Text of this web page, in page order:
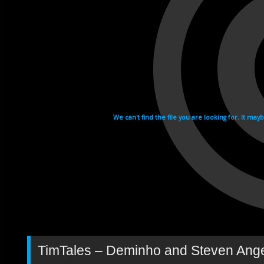
TimTales – Deminho and Steven